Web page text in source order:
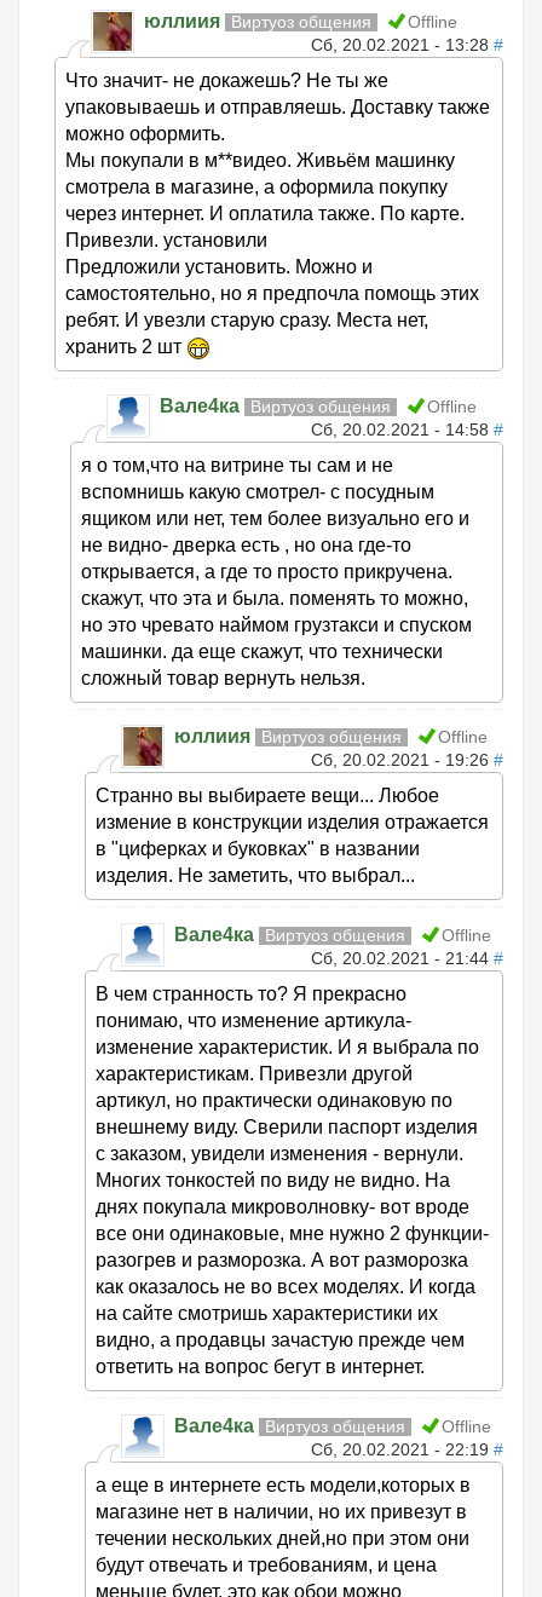
юллиия Виртуоз общения
Offline
Сб, 20.02.2021 - 13:28 #
Что значит- не докажешь? Не ты же
упаковываешь и отправляешь. Доставку также
можно оформить.
Мы покупали в м**видео. Живьём машинку
смотрела в магазине, а оформила покупку
через интернет. И оплатила также. По карте.
Привезли. установили
Предложили установить. Можно и
самостоятельно, но я предпочла помощь этих
ребят. И увезли старую сразу. Места нет,
хранить 2 шт
Вале4ка Виртуоз общения
Offline
Сб, 20.02.2021 - 14:58 #
я о том,что на витрине ты сам и не
вспомнишь какую смотрел- с посудным
ящиком или нет, тем более визуально его и
не видно- дверка есть , но она где-то
открывается, а где то просто прикручена.
скажут, что эта и была. поменять то можно,
но это чревато наймом грузтакси и спуском
машинки. да еще скажут, что технически
сложный товар вернуть нельзя.
юллиия Виртуоз общения
Offline
Сб, 20.02.2021 - 19:26 #
Странно вы выбираете вещи... Любое
измение в конструкции изделия отражается
в "циферках и буковках" в названии
изделия. Не заметить, что выбрал...
Вале4ка Виртуоз общения
Offline
Сб, 20.02.2021 - 21:44 #
В чем странность то? Я прекрасно
понимаю, что изменение артикула-
изменение характеристик. И я выбрала по
характеристикам. Привезли другой
артикул, но практически одинаковую по
внешнему виду. Сверили паспорт изделия
с заказом, увидели изменения - вернули.
Многих тонкостей по виду не видно. На
днях покупала микроволновку- вот вроде
все они одинаковые, мне нужно 2 функции-
разогрев и разморозка. А вот разморозка
как оказалось не во всех моделях. И когда
на сайте смотришь характеристики их
видно, а продавцы зачастую прежде чем
ответить на вопрос бегут в интернет.
Вале4ка Виртуоз общения
Offline
Сб, 20.02.2021 - 22:19 #
а еще в интернете есть модели,которых в
магазине нет в наличии, но их привезут в
течении нескольких дней,но при этом они
будут отвечать и требованиям, и цена
меньше будет. это как обои можно